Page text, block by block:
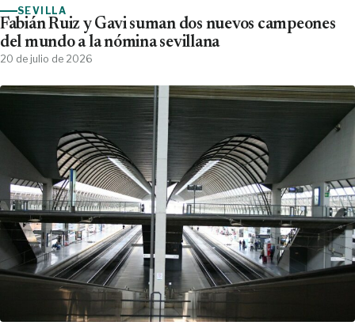
SEVILLA
Fabián Ruiz y Gavi suman dos nuevos campeones
del mundo a la nómina sevillana
20 de julio de 2026